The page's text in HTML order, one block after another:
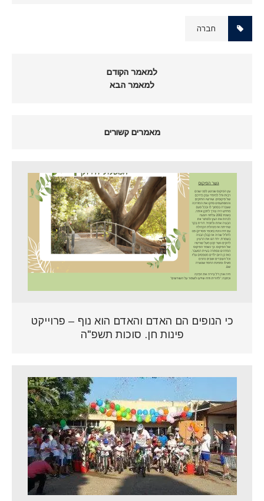
חברה
למאמר הקודם
למאמר הבא
מאמרים קשורים
כי הנופים הם האדם והאדם הוא נוף – פרוייקט
פינות חן. סוכות תשפ"ה